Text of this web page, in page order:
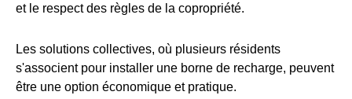
et le respect des règles de la copropriété.
Les solutions collectives, où plusieurs résidents
s'associent pour installer une borne de recharge, peuvent
être une option économique et pratique.